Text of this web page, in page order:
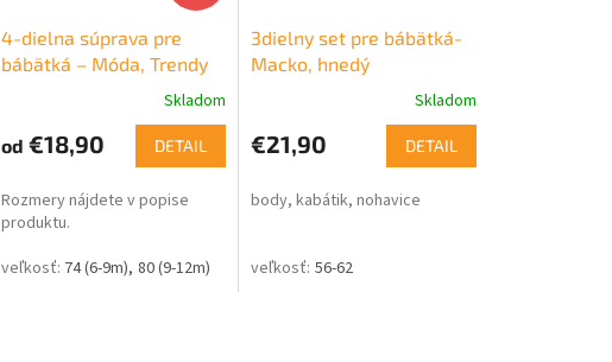
4-dielna súprava pre
bábätká – Móda, Trendy
Skladom
od €18,90 DETAIL
Rozmery nájdete v popise
produktu.
74 (6-9m) 80 (9-12m)
3dielny set pre bábätká-
Macko, hnedý
Skladom
€21,90 DETAIL
body, kabátik, nohavice
56-62